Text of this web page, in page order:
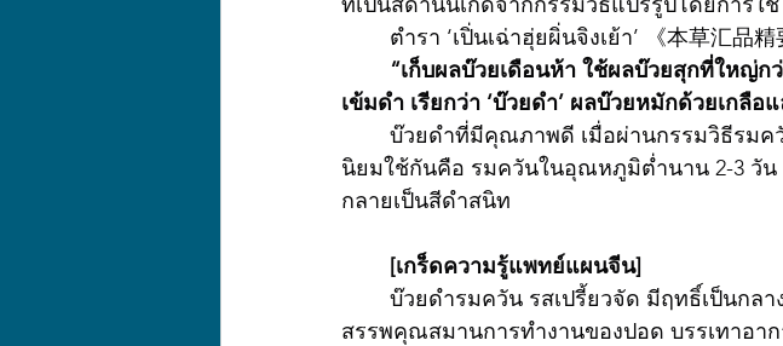
ตำรา ‘เปิ่นเฉ่าฮุ่ยผิ่นจิงเย้า’ 《本草汇品
“เก็บผลบ๊วยเดือนห้า ใช้ผลบ๊วยสุกที่ใหญ่
เข้มดำ เรียกว่า ‘บ๊วยดำ’ ผลบ๊วยหมักด้วยเกลือ
นิยมใช้กันคือ รมควันในอุณหภูมิต่ำนาน 2-3 วัน
กลายเป็นสีดำสนิท
[เกร็ดความรู้แพทย์แผนจีน]
สรรพคุณสมานการทำงานของปอด บรรเทาอา